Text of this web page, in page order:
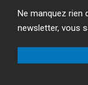
Ne manquez rien
newsletter, vous